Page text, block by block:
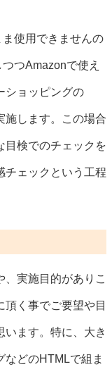
使用できませんの
つAmazonで使え
ショッピングの
施します。この場合
目検でのチェックを
チェックという工程
、実施目的がありこ
く事でご要望や目
います。特に、大き
などのHTMLで組ま